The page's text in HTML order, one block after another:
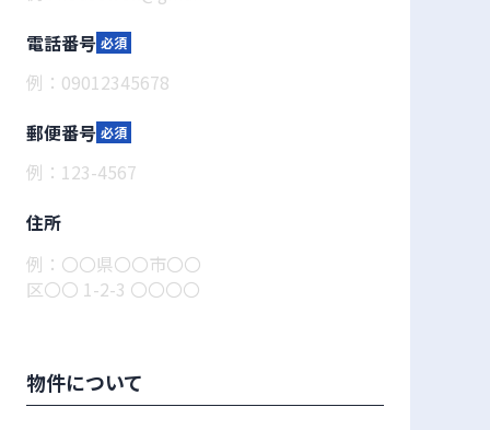
電話番号 必須
郵便番号 必須
住所
物件について